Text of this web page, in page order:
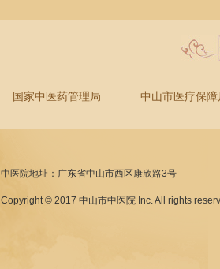
国家中医药管理局 中山市医疗保障
中医院地址：广东省中山市西区康欣路3号
Copyright © 2017 中山市中医院 Inc. All rights